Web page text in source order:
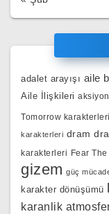
adalet arayışı aile
Aile İlişkileri aksiyon
Tomorrow karakterleri
karakterleri dram
karakterleri Fear
gizem güç
karakter dönüşümü
karanlik